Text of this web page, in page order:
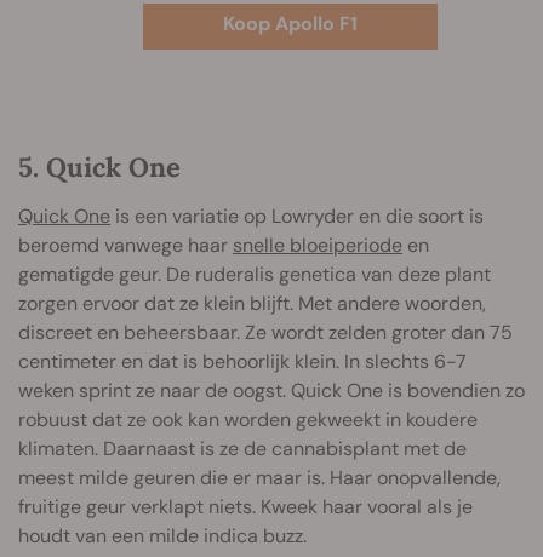
Koop Apollo F1
5. Quick One
Quick One is een variatie op Lowryder en die soort is
beroemd vanwege haar snelle bloeiperiode en
gematigde geur. De ruderalis genetica van deze plant
zorgen ervoor dat ze klein blijft. Met andere woorden,
discreet en beheersbaar. Ze wordt zelden groter dan 75
centimeter en dat is behoorlijk klein. In slechts 6-7
weken sprint ze naar de oogst. Quick One is bovendien zo
robuust dat ze ook kan worden gekweekt in koudere
klimaten. Daarnaast is ze de cannabisplant met de
meest milde geuren die er maar is. Haar onopvallende,
fruitige geur verklapt niets. Kweek haar vooral als je
houdt van een milde indica buzz.